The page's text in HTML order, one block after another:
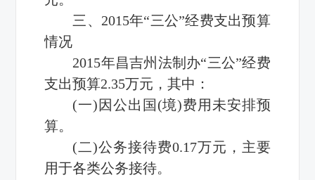
三、2015年“三公”经费支出预算
情况
2015年昌吉州法制办“三公”经费
支出预算2.35万元，其中：
(一)因公出国(境)费用未安排预
算。
(二)公务接待费0.17万元，主要
用于各类公务接待。